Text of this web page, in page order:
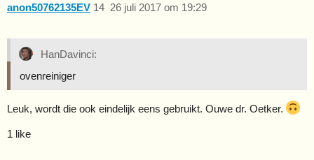
anon50762135EV 26 juli 2017 om 19:29
14
HanDavinci:
ovenreiniger
Leuk, wordt die ook eindelijk eens gebruikt. Ouwe dr. Oetker.
1 like